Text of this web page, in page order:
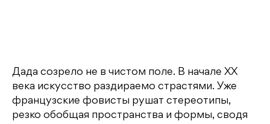
Дада созрело не в чистом поле. В начале ХХ
века искусство раздираемо страстями. Уже
французские фовисты рушат стереотипы,
резко обобщая пространства и формы, сводя